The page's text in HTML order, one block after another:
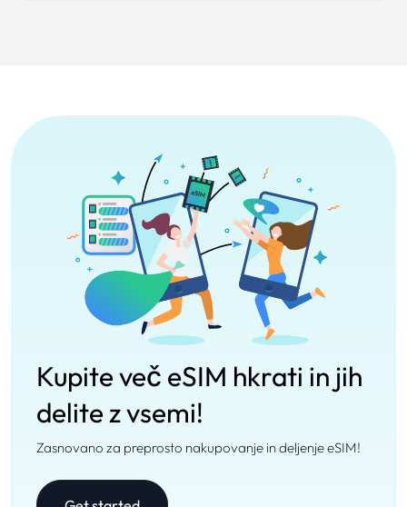
Kupite več eSIM hkrati in jih
delite z vsemi!
Zasnovano za preprosto nakupovanje in deljenje eSIM!